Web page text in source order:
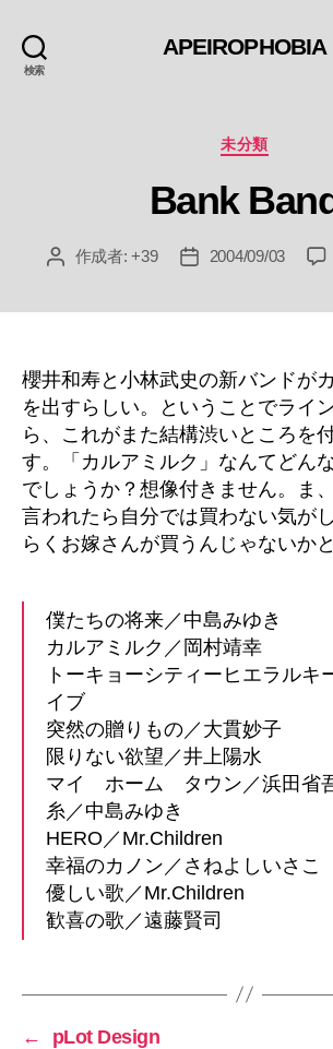
検索
APEIROPHOBIA
カ
ゴ
リ
未分類
Bank
投 作成者:+39
投
2004/09/03
櫻井和寿と小林武史の新バンドが
を出すらしい。ということでライ
ら、これがまた結構渋いところを
す。「カルアミルク」なんてどん
でしょうか？想像付きません。ま
言われたら自分では買わない気が
らくお嫁さんが買うんじゃないか
僕たちの将来／中島みゆき
カルアミルク／岡村靖幸
トーキョーシティーヒエラルキ
イブ
突然の贈りもの／大貫妙子
限りない欲望／井上陽水
マイ ホーム タウン／浜田省
糸／中島みゆき
HERO／Mr.Children
幸福のカノン／さねよしいさこ
優しい歌／Mr.Children
歓喜の歌／遠藤賢司
←
pLot Design